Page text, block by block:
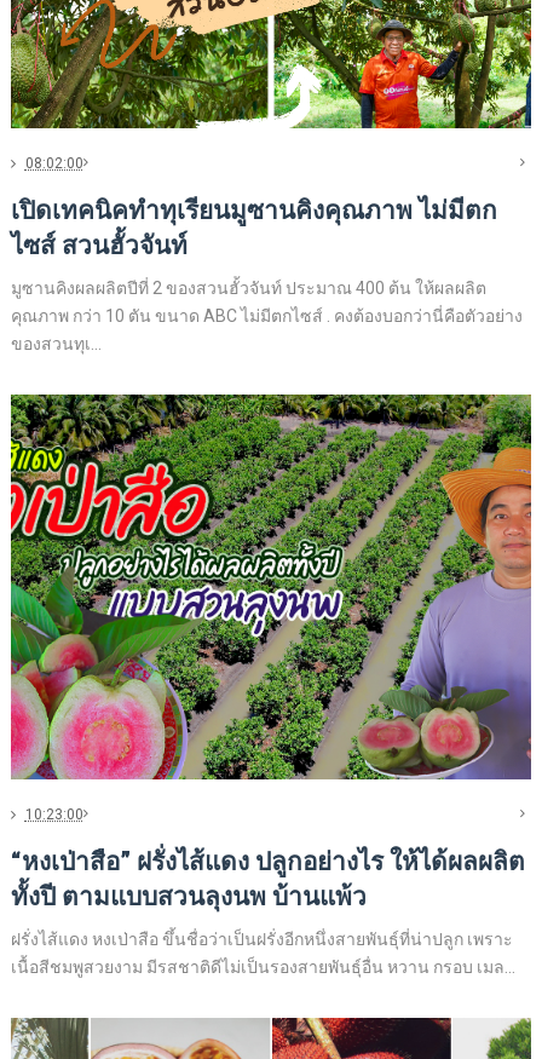
08:02:00
เปิดเทคนิคทำทุเรียนมูซานคิงคุณภาพ ไม่มีตก
ไซส์ สวนฮั้วจันท์
มูซานคิงผลผลิตปีที่ 2 ของสวนฮั้วจันท์ ประมาณ 400 ต้น ให้ผลผลิต
คุณภาพ กว่า 10 ตัน ขนาด ABC ไม่มีตกไซส์ . คงต้องบอกว่านี่คือตัวอย่าง
ของสวนทุเ...
10:23:00
“หงเป่าสือ” ฝรั่งไส้แดง​ ปลูกอย่างไร​ ให้ได้ผลผลิต
ทั้งปี ตามแบบสวนลุงนพ บ้านแพ้ว
ฝรั่งไส้แดง หงเป่าสือ ขึ้นชื่อว่าเป็นฝรั่งอีกหนึ่งสายพันธุ์ที่น่าปลูก เพราะ
เนื้อสีชมพูสวยงาม มีรสชาติดีไม่เป็นรองสายพันธุ์อื่น หวาน กรอบ เมล...